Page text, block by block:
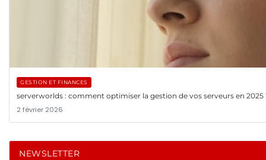
GESTION ET FINANCES
serverworlds : comment optimiser la gestion de vos serveurs en 2025
2 février 2026
NEWSLETTER